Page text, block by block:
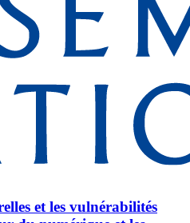
et les vulnérabilités